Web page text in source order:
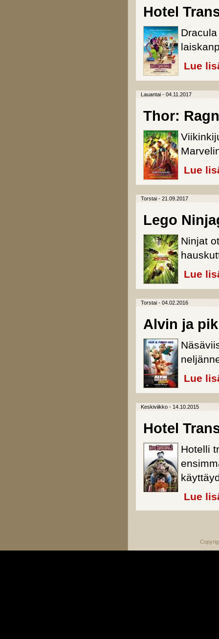
Hotel
Lue
Lauantai - 04.11.2017
Thor:
Lue
Torstai - 21.09.2017
Lego
Ninjat
Lue
Torstai - 04.02.2016
Alvin ja
Lue
Keskiviikko - 14.10.2015
Hotel
Hotelli
Lue